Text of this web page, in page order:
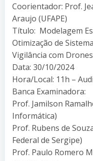
Coorientador: Prof.
Araujo (UFAPE)
Título: Modelagem
Otimização de
Vigilância com Drones
Data: 30/10/2024
Hora/Local: 11h –
Banca Examinadora:
Prof. Jamilson
Informática)
Prof. Rubens de
Federal de Sergipe)
Prof. Paulo Romero